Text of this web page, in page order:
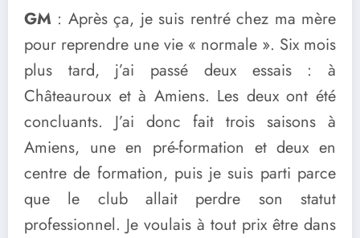
GM : Après ça, je suis rentré chez ma mère
pour reprendre une vie « normale ». Six mois
plus tard, j’ai passé deux essais : à
Châteauroux et à Amiens. Les deux ont été
concluants. J’ai donc fait trois saisons à
Amiens, une en pré-formation et deux en
centre de formation, puis je suis parti parce
que le club allait perdre son statut
professionnel. Je voulais à tout prix être dans